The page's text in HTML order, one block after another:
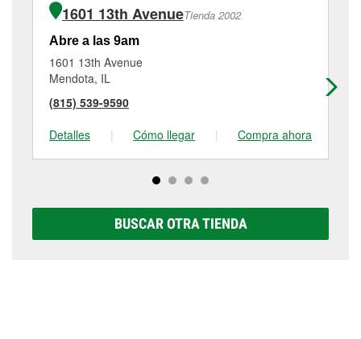
1601 13th AvenueTienda 2002
Abre a las 9am
1601 13th Avenue
Mendota, IL
(815) 539-9590
Detalles
| Cómo llegar | Compra ahora
BUSCAR OTRA TIENDA